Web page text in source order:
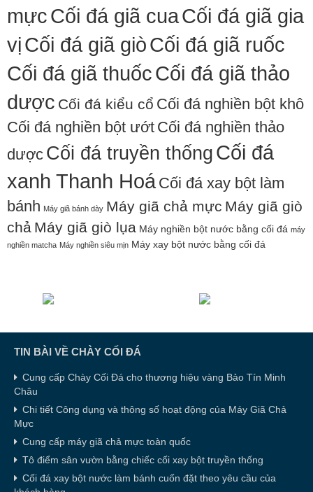
mựcCối đá giã cuaCối đá giã gia
vịCối đá giã giòCối đá giã ruốc
Cối đá giã thuốcCối đá giã thảo
dược Cối đá kiểu cổ Cối đá nghiền bột khô
Cối đá nghiền bột ướt Cối đá nghiền thảo
dược Cối đá truyền thốngCối đá
xanh Thanh Hoá Cối đá xay bột làm
bánh Máy giã bánh dày Máy giã chả mực Máy giã giò
chả Máy giã giò lụa Máy nghiền bột nước bằng cối đá máy
nghiền matcha Máy nghiền siêu mịn Máy xay bột nước bằng cối đá
TIN BÀI VỀ CHÀY CỐI ĐÁ
Cung cấp Chày Cối Đá cho thương hiệu vàng Bảo Tín Minh
Châu
Chi tiết Công dụng và thông số hoạt động của Máy Giã Chả
Mực
Cung cấp máy giã chả mực toàn quốc
Tô điểm sân vườn bằng chiếc cối xay bột truyền thống
Cối đá xay bột nước làm bánh cuốn đặt theo yêu cầu của